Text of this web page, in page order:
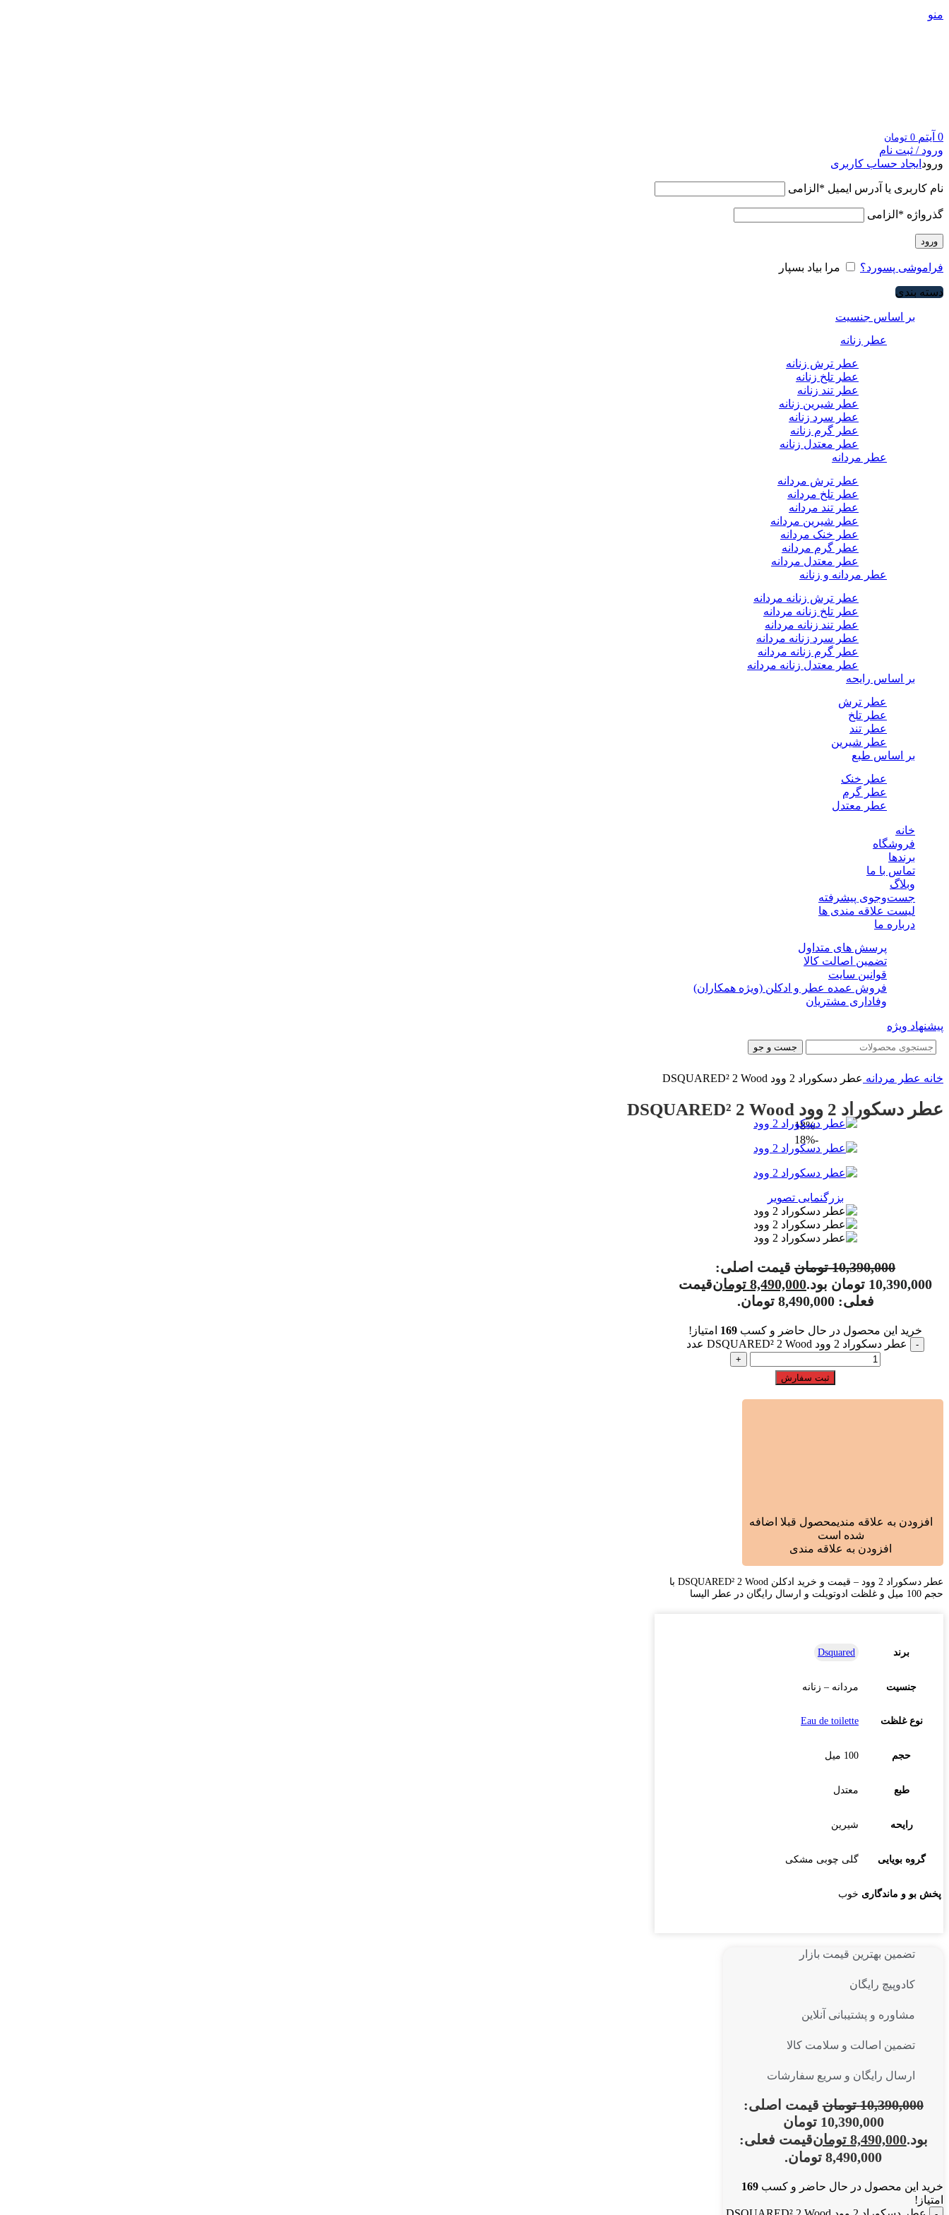
منو
0 آیتم 0 تومان
ورود / ثبت نام
ورود ایجاد حساب کاربری
نام کاربری یا آدرس ایمیل * الزامی
گذرواژه * الزامی
ورود
فراموشی پسورد؟ مرا بیاد بسپار
دسته بندی
بر اساس جنسیت
عطر زنانه
عطر ترش زنانه
عطر تلخ زنانه
عطر تند زنانه
عطر شیرین زنانه
عطر سرد زنانه
عطر گرم زنانه
عطر معتدل زنانه
عطر مردانه
عطر ترش مردانه
عطر تلخ مردانه
عطر تند مردانه
عطر شیرین مردانه
عطر خنک مردانه
عطر گرم مردانه
عطر معتدل مردانه
عطر مردانه و زنانه
عطر ترش زنانه مردانه
عطر تلخ زنانه مردانه
عطر تند زنانه مردانه
عطر سرد زنانه مردانه
عطر گرم زنانه مردانه
عطر معتدل زنانه مردانه
بر اساس رایحه
عطر ترش
عطر تلخ
عطر تند
عطر شیرین
بر اساس طبع
عطر خنک
عطر گرم
عطر معتدل
خانه
فروشگاه
برندها
تماس با ما
وبلاگ
جست‌وجوی پیشرفته
لیست علاقه مندی ها
درباره ما
پرسش های متداول
تضمین اصالت کالا
قوانین سایت
فروش عمده عطر و ادکلن (ویژه همکاران)
وفاداری مشتریان
پیشنهاد ویژه
جست و جو
خانه عطر مردانه عطر دسکوراد 2 وود DSQUARED² 2 Wood
عطر دسکوراد 2 وود DSQUARED² 2 Wood
-18%
-18%
بزرگنمایی تصویر
10,390,000 تومان قیمت اصلی:
10,390,000 تومان بود.
8,490,000 تومانقیمت
فعلی: 8,490,000 تومان.
خرید این محصول در حال حاضر و کسب 169 امتیاز!
عطر دسکوراد 2 وود DSQUARED² 2 Wood عدد
ثبت سفارش
افزودن به علاقه مندیمحصول قبلا اضافه
شده است
افزودن به علاقه مندی
عطر دسکوراد 2 وود – قیمت و خرید ادکلن DSQUARED² 2 Wood با
حجم 100 میل و غلظت ادوتویلت و ارسال رایگان در عطر الیسا
برند Dsquared
جنسیت مردانه – زنانه
نوع غلظت Eau de toilette
حجم 100 میل
طبع معتدل
رایحه شیرین
گروه بویایی گلی چوبی مشکی
پخش بو و ماندگاری خوب
تضمین بهترین قیمت بازار
کادوپیچ رایگان
مشاوره و پشتیبانی آنلاین
تضمین اصالت و سلامت کالا
ارسال رایگان و سریع سفارشات
10,390,000 تومان قیمت اصلی:
10,390,000 تومان
بود.8,490,000 تومانقیمت فعلی:
8,490,000 تومان.
خرید این محصول در حال حاضر و کسب 169
امتیاز!